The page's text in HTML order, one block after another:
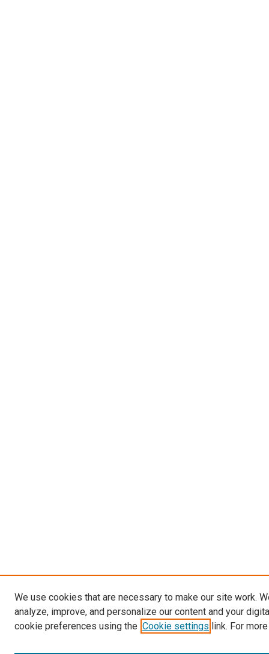
We use cookies that are necessary to make our site work.
analyze, improve, and personalize our content and your
cookie preferences using the Cookie settings link. For